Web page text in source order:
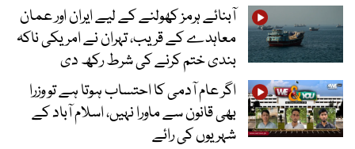
آبنائے ہرمز کھولنے کے لیے ایران اور عمان
معاہدے کے قریب، تہران نے امریکی ناکہ
بندی ختم کرنے کی شرط رکھ دی
اگر عام آدمی کا احتساب ہوتا ہے تو وزرا
بھی قانون سے ماورا نہیں، اسلام آباد کے
شہریوں کی رائے